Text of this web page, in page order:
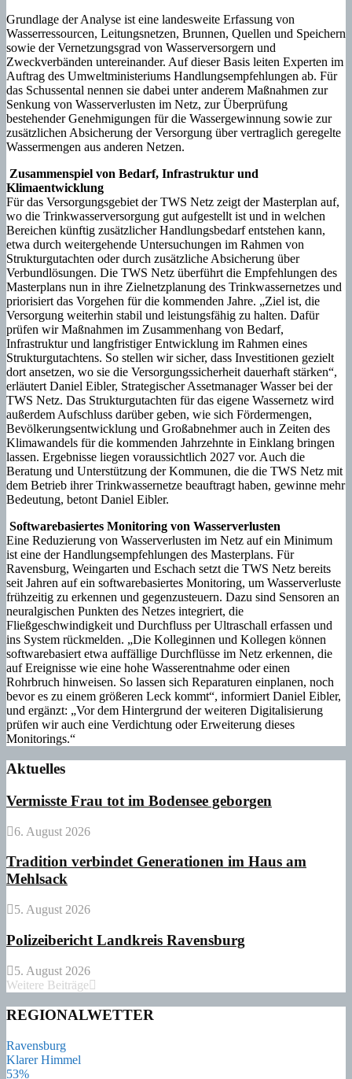
Grundlage der Analyse ist eine landesweite Erfassung von
Wasserressourcen, Leitungsnetzen, Brunnen, Quellen und Speichern
sowie der Vernetzungsgrad von Wasserversorgern und
Zweckverbänden untereinander. Auf dieser Basis leiten Experten im
Auftrag des Umweltministeriums Handlungsempfehlungen ab. Für
das Schussental nennen sie dabei unter anderem Maßnahmen zur
Senkung von Wasserverlusten im Netz, zur Überprüfung
bestehender Genehmigungen für die Wassergewinnung sowie zur
zusätzlichen Absicherung der Versorgung über vertraglich geregelte
Wassermengen aus anderen Netzen.
Zusammenspiel von Bedarf, Infrastruktur und
Klimaentwicklung
Für das Versorgungsgebiet der TWS Netz zeigt der Masterplan auf,
wo die Trinkwasserversorgung gut aufgestellt ist und in welchen
Bereichen künftig zusätzlicher Handlungsbedarf entstehen kann,
etwa durch weitergehende Untersuchungen im Rahmen von
Strukturgutachten oder durch zusätzliche Absicherung über
Verbundlösungen. Die TWS Netz überführt die Empfehlungen des
Masterplans nun in ihre Zielnetzplanung des Trinkwassernetzes und
priorisiert das Vorgehen für die kommenden Jahre. „Ziel ist, die
Versorgung weiterhin stabil und leistungsfähig zu halten. Dafür
prüfen wir Maßnahmen im Zusammenhang von Bedarf,
Infrastruktur und langfristiger Entwicklung im Rahmen eines
Strukturgutachtens. So stellen wir sicher, dass Investitionen gezielt
dort ansetzen, wo sie die Versorgungssicherheit dauerhaft stärken“,
erläutert Daniel Eibler, Strategischer Assetmanager Wasser bei der
TWS Netz. Das Strukturgutachten für das eigene Wassernetz wird
außerdem Aufschluss darüber geben, wie sich Fördermengen,
Bevölkerungsentwicklung und Großabnehmer auch in Zeiten des
Klimawandels für die kommenden Jahrzehnte in Einklang bringen
lassen. Ergebnisse liegen voraussichtlich 2027 vor. Auch die
Beratung und Unterstützung der Kommunen, die die TWS Netz mit
dem Betrieb ihrer Trinkwassernetze beauftragt haben, gewinne mehr
Bedeutung, betont Daniel Eibler.
Softwarebasiertes Monitoring von Wasserverlusten
Eine Reduzierung von Wasserverlusten im Netz auf ein Minimum
ist eine der Handlungsempfehlungen des Masterplans. Für
Ravensburg, Weingarten und Eschach setzt die TWS Netz bereits
seit Jahren auf ein softwarebasiertes Monitoring, um Wasserverluste
frühzeitig zu erkennen und gegenzusteuern. Dazu sind Sensoren an
neuralgischen Punkten des Netzes integriert, die
Fließgeschwindigkeit und Durchfluss per Ultraschall erfassen und
ins System rückmelden. „Die Kolleginnen und Kollegen können
softwarebasiert etwa auffällige Durchflüsse im Netz erkennen, die
auf Ereignisse wie eine hohe Wasserentnahme oder einen
Rohrbruch hinweisen. So lassen sich Reparaturen einplanen, noch
bevor es zu einem größeren Leck kommt“, informiert Daniel Eibler,
und ergänzt: „Vor dem Hintergrund der weiteren Digitalisierung
prüfen wir auch eine Verdichtung oder Erweiterung dieses
Monitorings.“
Aktuelles
Vermisste Frau tot im Bodensee geborgen
6. August 2026
Tradition verbindet Generationen im Haus am
Mehlsack
5. August 2026
Polizeibericht Landkreis Ravensburg
5. August 2026
Weitere Beiträge
REGIONALWETTER
Ravensburg
Klarer Himmel
53%